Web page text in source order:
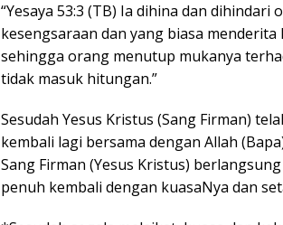
“Yesaya 53:3 (TB) Ia dihina dan
kesengsaraan dan yang biasa
sehingga orang menutup mukanya
tidak masuk hitungan.”
Sesudah Yesus Kristus (Sang Firman)
kembali lagi bersama dengan Allah
Sang Firman (Yesus Kristus)
penuh kembali dengan kuasaNya dan